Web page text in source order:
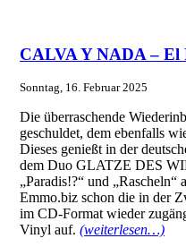
CALVA Y NADA – El
Sonntag, 16. Februar 2025
Die überraschende
geschuldet, dem ebenfalls
Dieses genießt in der
dem Duo GLATZE DES
„Paradis!?“ und
Emmo.biz schon die in der
im CD-Format wieder
Vinyl auf. (weiterlesen…)